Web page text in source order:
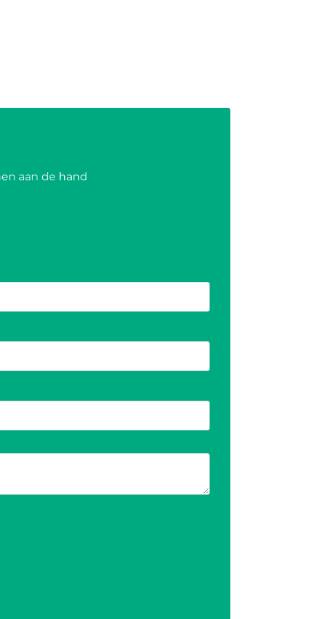
aan de hand